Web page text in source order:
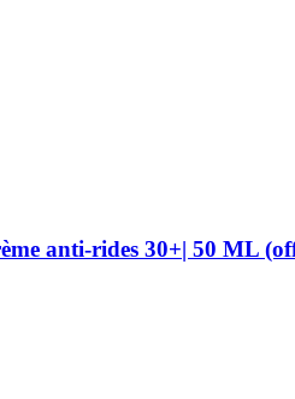
anti-rides 30+| 50 ML